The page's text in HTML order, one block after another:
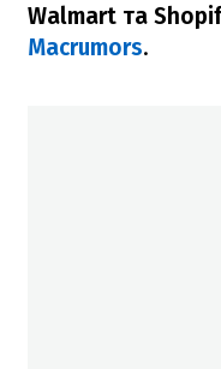
Walmart та
Macrumors.